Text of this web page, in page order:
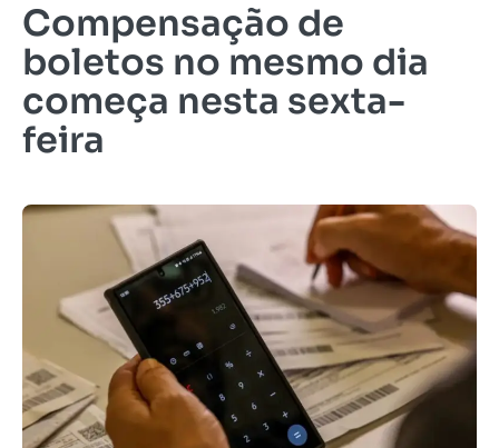
Compensação de
boletos no mesmo dia
começa nesta sexta-
feira